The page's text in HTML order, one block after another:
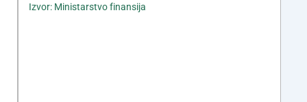
Izvor: Ministarstvo finansija